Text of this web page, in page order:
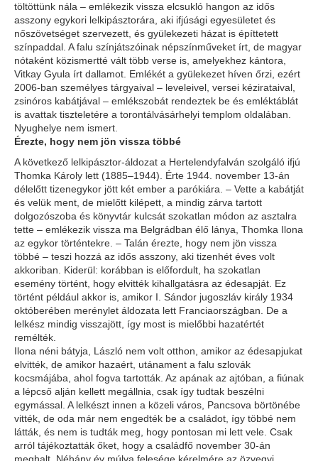
töltöttünk nála – emlékezik vissza elcsukló hangon az idős
asszony egykori lelkipásztorára, aki ifjúsági egyesületet és
nőszövetséget szervezett, és gyülekezeti házat is építtetett
színpaddal. A falu színjátszóinak népszínműveket írt, de magyar
nótaként közismertté vált több verse is, amelyekhez kántora,
Vitkay Gyula írt dallamot. Emlékét a gyülekezet híven őrzi, ezért
2006-ban személyes tárgyaival – leveleivel, versei kézirataival,
zsinóros kabátjával – emlékszobát rendeztek be és emléktáblát
is avattak tiszteletére a torontálvásárhelyi templom oldalában.
Nyughelye nem ismert.
Érezte, hogy nem jön vissza többé
A következő lelkipásztor-áldozat a Hertelendyfalván szolgáló ifjú
Thomka Károly lett (1885–1944). Érte 1944. november 13-án
délelőtt tizenegykor jött két ember a parókiára. – Vette a kabátját
és velük ment, de mielőtt kilépett, a mindig zárva tartott
dolgozószoba és könyvtár kulcsát szokatlan módon az asztalra
tette – emlékezik vissza ma Belgrádban élő lánya, Thomka Ilona
az egykor történtekre. – Talán érezte, hogy nem jön vissza
többé – teszi hozzá az idős asszony, aki tizenhét éves volt
akkoriban. Kiderül: korábban is előfordult, ha szokatlan
esemény történt, hogy elvitték kihallgatásra az édesapját. Ez
történt például akkor is, amikor I. Sándor jugoszláv király 1934
októberében merénylet áldozata lett Franciaországban. De a
lelkész mindig visszajött, így most is mielőbbi hazatértét
remélték.
Ilona néni bátyja, László nem volt otthon, amikor az édesapjukat
elvitték, de amikor hazaért, utánament a falu szlovák
kocsmájába, ahol fogva tartották. Az apának az ajtóban, a fiúnak
a lépcső alján kellett megállnia, csak így tudtak beszélni
egymással. A lelkészt innen a közeli város, Pancsova börtönébe
vitték, de oda már nem engedték be a családot, így többé nem
látták, és nem is tudták meg, hogy pontosan mi lett vele. Csak
arról tájékoztatták őket, hogy a családfő november 30-án